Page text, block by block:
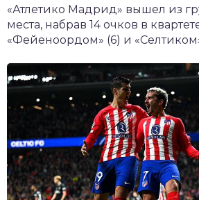
«Атлетико Мадрид» вышел из
места, набрав 14 очков в
«Фейеноордом» (6) и